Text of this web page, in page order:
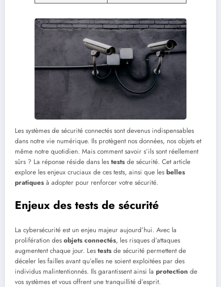
Les systèmes de sécurité connectés sont devenus indispensables
dans notre vie numérique. Ils protègent nos données, nos objets et
même notre quotidien. Mais comment savoir s’ils sont réellement
sûrs ? La réponse réside dans les tests de sécurité. Cet article
explore les enjeux cruciaux de ces tests, ainsi que les belles
pratiques à adopter pour renforcer votre sécurité.
Enjeux des tests de sécurité
La cybersécurité est un enjeu majeur aujourd’hui. Avec la
prolifération des objets connectés, les risques d’attaques
augmentent chaque jour. Les tests de sécurité permettent de
déceler les failles avant qu’elles ne soient exploitées par des
individus malintentionnés. Ils garantissent ainsi la protection de
vos systèmes et vous offrent une tranquillité d’esprit.